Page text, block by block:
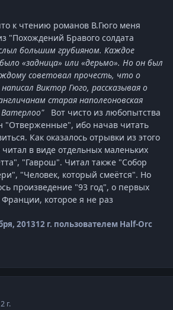
к чтению романов В.Гюго меня
"Похождений Бравого солдата
большим грубияном. Каждое
«задница» или «дерьмо». Но он был
советовал прочесть, что о
Виктор Гюго, рассказывая о
старая наполеоновская
Ватерлоо"
Вот чисто из любопытства
"Отверженные", ибо начав читать
Как оказалось отрывки из этого
в виде отдельных маленьких
"Гаврош". Читал также "Собор
"Человек, который смеётся". Но
произведение "93 год", о первых
которое я не раз
201312 г. пользователем Half-Orc
г.